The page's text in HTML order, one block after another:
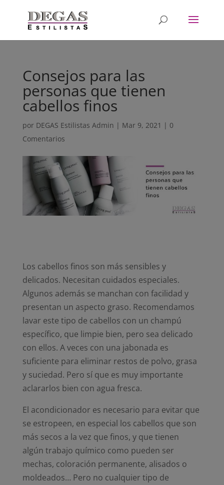
Consejos para las
personas que tienen
cabellos finos
por DEGAS Estilistas Admin | Mar 9, 2021 | 0
Comentarios
Los cabellos finos son más sensibles y
delicados. Necesitan cuidados especiales.
Algunos además se manchan con facilidad y
presentan un aspecto graso. Recomendamos
lavar este tipo de cabellos con un champú
específico, que limpie bien, pero sea delicado
con ellos. A veces con una jabonada es
suficiente para eliminar restos de polvo, grasa
y suciedad. Pero sí que es muy importante
aclararlos bien con agua fresca.
El acondicionador es necesario para evitar que
se estropeen, en especial los cabellos que son
más secos a la vez que finos, y que tienen
algún trabajo químico como pueden ser
mechas, coloración permanente, alisados o
moldeados… Pero no cualquier tipo de